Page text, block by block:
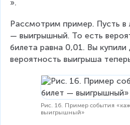
{
2
}
=
}
}
{
2
}
{
ч
ё
}
e
e
B
)
».
Рассмотрим пример. Пусть
— выигрышный. То есть
билета равна 0,01. Вы купили
вероятность выигрыша
Рис. 16. Пример события
выигрышный»